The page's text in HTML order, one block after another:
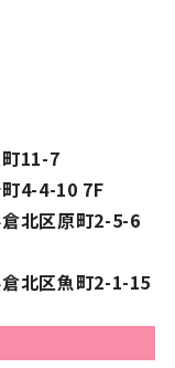
11-7
4-4-10 7F
区原町2-5-6
区魚町2-1-15